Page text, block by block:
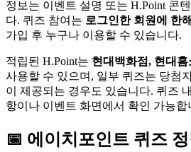
정보는 이벤트 설명 또는 H.Point 콘
다. 퀴즈 참여는 로그인한 회원에 한해
가입 후 누구나 이용할 수 있습니다.
적립된 H.Point는 현대백화점, 현대
사용할 수 있으며, 일부 퀴즈는 당첨
이 제공되는 경우도 있습니다. 퀴즈
항이나 이벤트 화면에서 확인 가능합
📅 에이치포인트 퀴즈